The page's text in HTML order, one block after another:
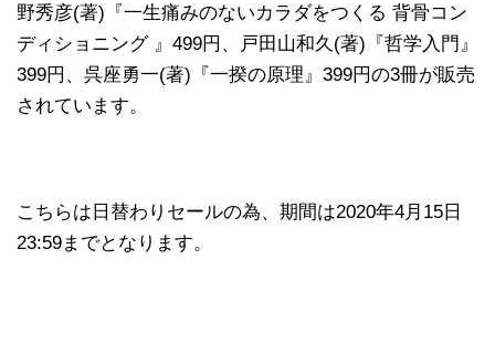
野秀彦(著)『一生痛みのないカラダをつくる 背骨コン
ディショニング 』499円、戸田山和久(著)『哲学入門』
399円、呉座勇一(著)『一揆の原理』399円の3冊が販売
されています。
こちらは日替わりセールの為、期間は2020年4月15日
23:59までとなります。